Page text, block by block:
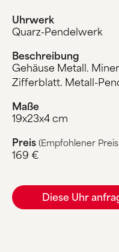
Uhrwerk
Quarz-Pendelwerk
Beschreibung
Gehäuse Metall.
Zifferblatt. Metall-
Maße
19x23x4 cm
Preis(Empfohlener
169 €
Diese Uhr